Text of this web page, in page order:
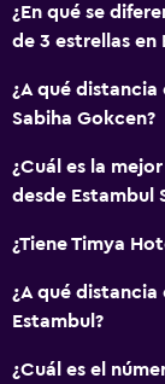
¿En qué se
de 3 estrellas en
¿A qué distancia
Sabiha Gokcen?
¿Cuál es la
desde Estambul
¿Tiene Timya
¿A qué
Estambul?
¿Cuál es el